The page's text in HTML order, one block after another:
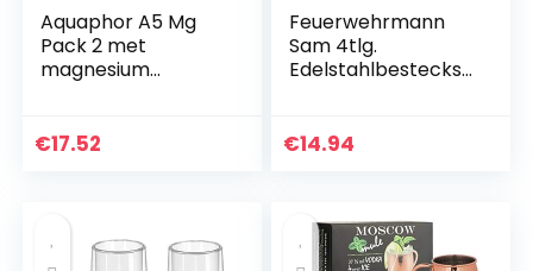
Aquaphor A5 Mg
Pack 2 met
magnesium
€17.52
Feuerwehrmann
Sam 4tlg.
Edelstahlbesteckse
4-teilig, Edelstahl,
€14.94